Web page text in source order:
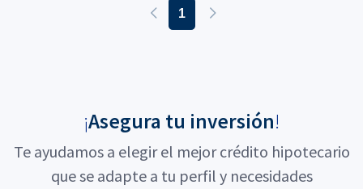
1
¡Asegura tu inversión!
Te ayudamos a elegir el mejor crédito hipotecario
que se adapte a tu perfil y necesidades